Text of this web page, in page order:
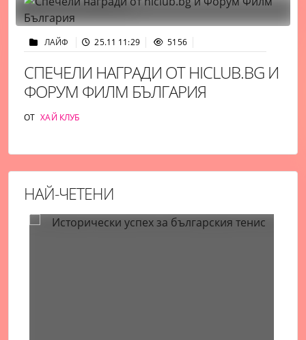
ЛАЙФ 25.11 11:29 5156
СПЕЧЕЛИ НАГРАДИ ОТ HICLUB.BG И
ФОРУМ ФИЛМ БЪЛГАРИЯ
ОТ ХАЙ КЛУБ
НАЙ-ЧЕТЕНИ